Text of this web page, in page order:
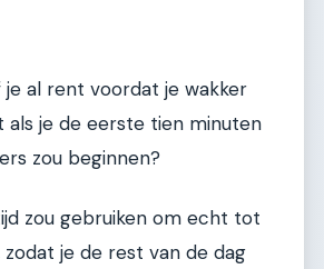
al rent voordat je wakker
als je de eerste tien minuten
zou beginnen?
zou gebruiken om echt tot
je de rest van de dag